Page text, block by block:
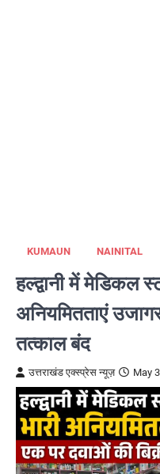
KUMAUN NAINITAL
हल्द्वानी में मेडिकल
अनियमितताएं
तत्काल बंद
उत्तराखंड एक्स्प्रेस न्यूज़ May